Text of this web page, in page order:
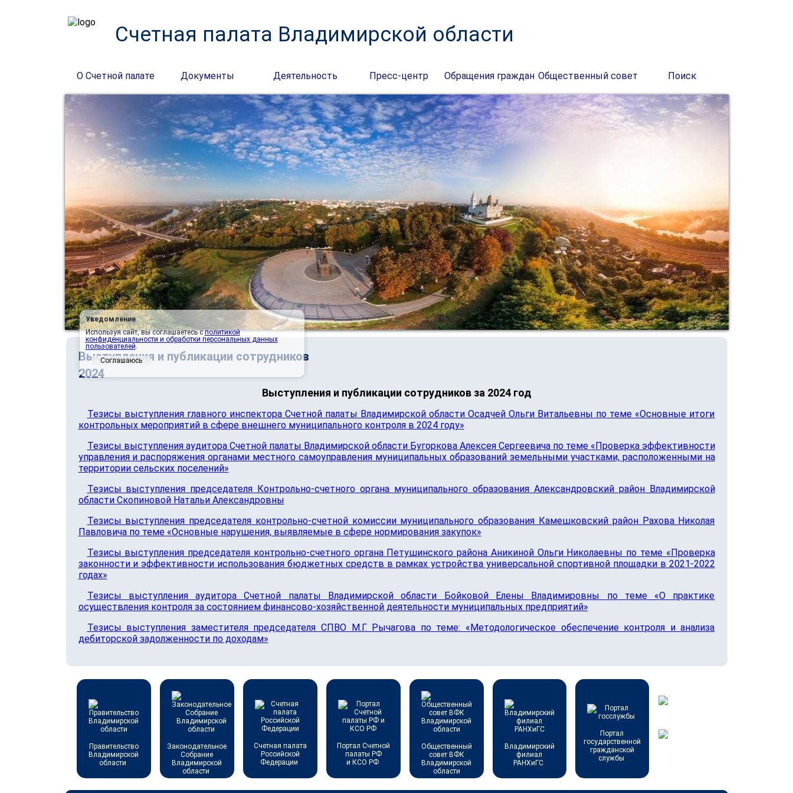
Счетная палата Владимирской области
О Счетной палате Документы Деятельность Пресс-центр Обращения граждан Общественный совет Поиск
Выступления и публикации сотрудников
2024
Выступления и публикации сотрудников за 2024 год
Тезисы выступления главного инспектора Счетной палаты Владимирской области Осадчей Ольги Витальевны по теме «Основные итоги
контрольных мероприятий в сфере внешнего муниципального контроля в 2024 году»
Тезисы выступления аудитора Счетной палаты Владимирской области Бугоркова Алексея Сергеевича по теме «Проверка эффективности
управления и распоряжения органами местного самоуправления муниципальных образований земельными участками, расположенными на
территории сельских поселений»
Тезисы выступления председателя Контрольно-счетного органа муниципального образования Александровский район Владимирской
области Скопиновой Натальи Александровны
Тезисы выступления председателя контрольно-счетной комиссии муниципального образования Камешковский район Рахова Николая
Павловича по теме «Основные нарушения, выявляемые в сфере нормирования закупок»
Тезисы выступления председателя контрольно-счетного органа Петушинского района Аникиной Ольги Николаевны по теме «Проверка
законности и эффективности использования бюджетных средств в рамках устройства универсальной спортивной площадки в 2021-2022
годах»
Тезисы выступления аудитора Счетной палаты Владимирской области Бойковой Елены Владимировны по теме «О практике
осуществления контроля за состоянием финансово-хозяйственной деятельности муниципальных предприятий»
Тезисы выступления заместителя председателя СПВО М.Г. Рычагова по теме: «Методологическое обеспечение контроля и анализа
дебиторской задолженности по доходам»
Правительство
Владимирской
области
Законодательное
Собрание
Владимирской
области
Счетная палата
Российской
Федерации
Портал Счетной
палаты РФ
и КСО РФ
Общественный
совет ВФК
Владимирской
области
Владимирский
филиал
РАНХиГС
Портал
государственной
гражданской
службы
Уведомление
Используя сайт, вы соглашаетесь сполитикой
конфиденциальности и обработки персональных данных
пользователей.
Соглашаюсь